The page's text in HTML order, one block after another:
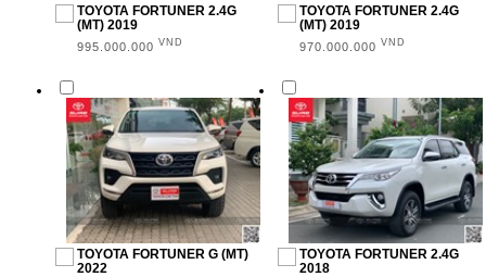
TOYOTA FORTUNER 2.4G
(MT) 2019
995.000.000 VND
TOYOTA FORTUNER 2.4G
(MT) 2019
970.000.000 VND
TOYOTA FORTUNER G (MT)
2022
TOYOTA FORTUNER 2.4G
2018